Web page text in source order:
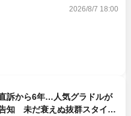
予告解禁
2026/8/7 18:00
訴から6年…人気グラドルが
知 未だ衰えぬ抜群スタイル